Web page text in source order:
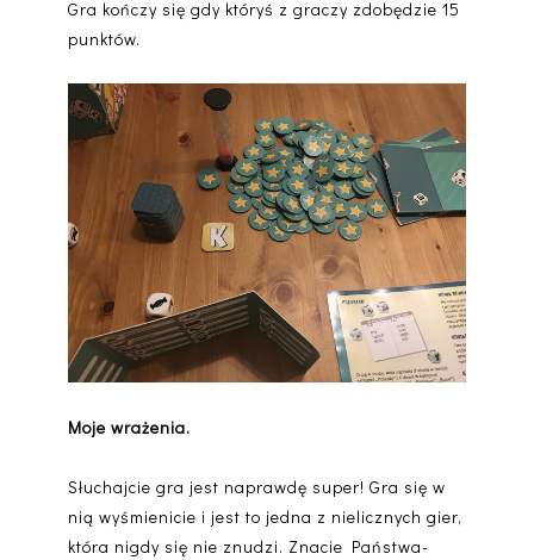
Gra kończy się gdy któryś z graczy zdobędzie 15
punktów.
Moje wrażenia.
Słuchajcie gra jest naprawdę super! Gra się w
nią wyśmienicie i jest to jedna z nielicznych gier,
która nigdy się nie znudzi. Znacie Państwa-